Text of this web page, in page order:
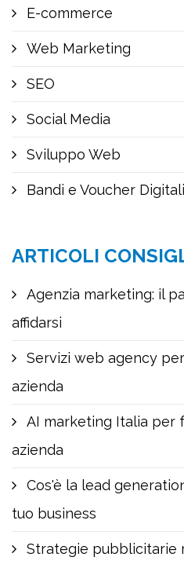
E-commerce
Web Marketing
SEO
Social Media
Sviluppo Web
Bandi e Voucher Digitali
ARTICOLI
Agenzia marketing: il
affidarsi
Servizi web agency
azienda
AI marketing Italia per
azienda
Cos'è la lead
tuo business
Strategie pubblicitarie